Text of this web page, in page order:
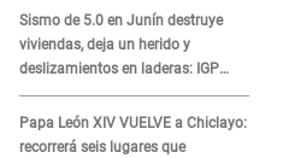
Sismo de 5.0 en Junín destruye
viviendas, deja un herido y
deslizamientos en laderas: IGP
alerta sobre posibles réplicas
Papa León XIV VUELVE a Chiclayo:
recorrerá seis lugares que